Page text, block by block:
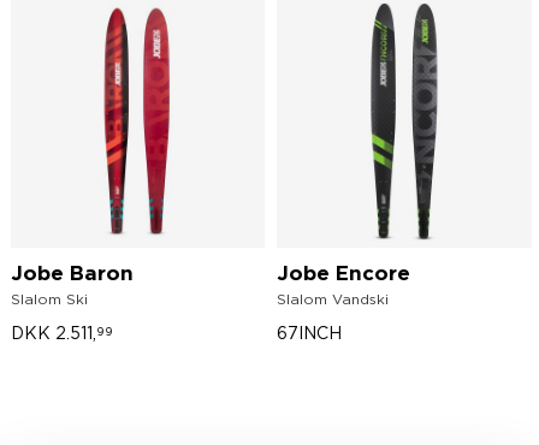
Jobe Baron
Slalom Ski
DKK 2.511, 99
Jobe Encore
Slalom Vandski
67INCH